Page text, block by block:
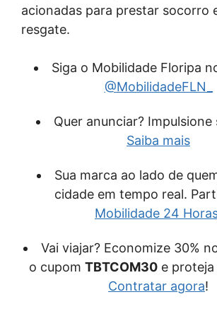
acionadas para prestar socorro
resgate.
Siga o Mobilidade Floripa
@MobilidadeFLN_
Quer anunciar? Impulsione
Saiba mais
Sua marca ao lado de
cidade em tempo real.
Mobilidade 24
Vai viajar? Economize 30%
o cupom TBTCOM30e proteja
Contratar agora!